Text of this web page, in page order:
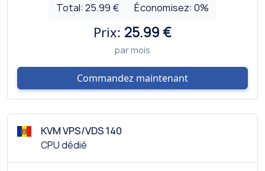
Total: 25.99 € Économisez:0%
Prix: 25.99 €
par mois
Commandez maintenant
KVM VPS/VDS 140
CPU dédié